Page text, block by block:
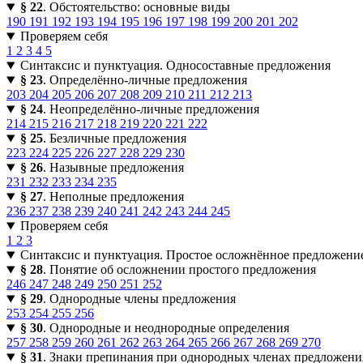
§ 22. Обстоятельство: основные виды
190 191 192 193 194 195 196 197 198 199 200 201 202
Проверяем себя
1 2 3 4 5
Синтаксис и пунктуация. Односоставные предложения
§ 23. Определённо-личные предложения
203 204 205 206 207 208 209 210 211 212 213
§ 24. Неопределённо-личные предложения
214 215 216 217 218 219 220 221 222
§ 25. Безличные предложения
223 224 225 226 227 228 229 230
§ 26. Назывные предложения
231 232 233 234 235
§ 27. Неполные предложения
236 237 238 239 240 241 242 243 244 245
Проверяем себя
1 2 3
Синтаксис и пунктуация. Простое осложнённое
§ 28. Понятие об осложнении простого предложения
246 247 248 249 250 251 252
§ 29. Однородные члены предложения
253 254 255 256
§ 30. Однородные и неоднородные определения
257 258 259 260 261 262 263 264 265 266 267 268 269 270
§ 31. Знаки препинания при однородных членах